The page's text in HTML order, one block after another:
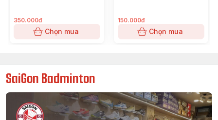
350.000đ
Chọn mua
150.000đ
Chọn mua
SaiGon Badminton